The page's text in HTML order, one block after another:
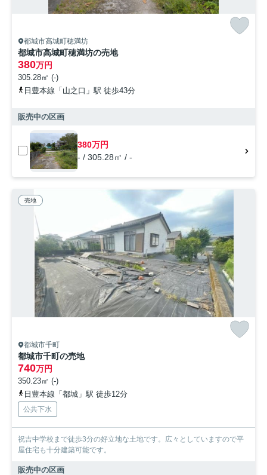
都城市高城町穂満坊
都城市高城町穂満坊の売地
380万円
305.28㎡ (-)
日豊本線「山之口」駅 徒歩43分
販売中の区画
380万円
- / 305.28㎡ / -
売地
都城市千町
都城市千町の売地
740万円
350.23㎡ (-)
日豊本線「都城」駅 徒歩12分
公共下水
祝吉中学校まで徒歩3分の好立地な土地です。広々としていますので平
屋住宅も十分建築可能です。
販売中の区画